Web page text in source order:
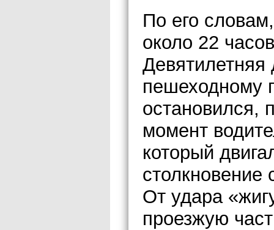
По его
около 22
Девятилетняя
пешеходному
остановился,
момент
который
столкновение
От удара
проезжую